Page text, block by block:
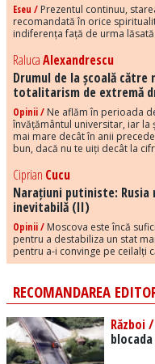
Eseu / Prezentul continuu,
recomandată în orice
indiferența față de urma
RalucaAlexandrescu
Drumul de la școală către
totalitarism de extremă
Opinii / Ne aflăm în perioada
învățământul universitar, iar
mai mare decât în anii
bun, dacă nu te uiți decât la
Ciprian Cucu
Narațiuni putiniste: Rusia
inevitabilă (II)
Opinii / Moscova este încă
pentru a destabiliza un stat
pentru a-i convinge pe ceilalți
RECOMANDAREA
Război /